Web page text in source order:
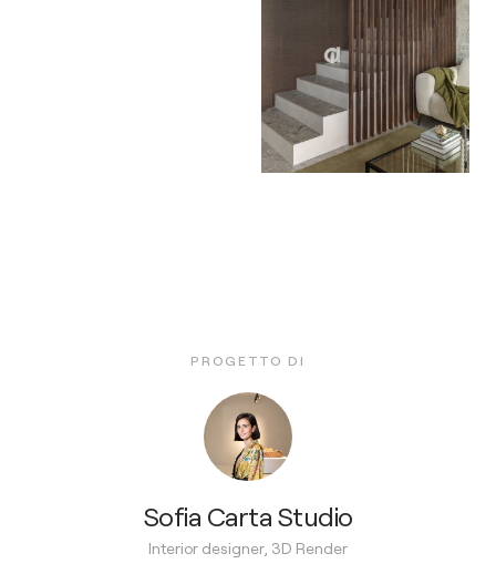
PROGETTO DI
Sofia Carta Studio
Interior designer, 3D Render